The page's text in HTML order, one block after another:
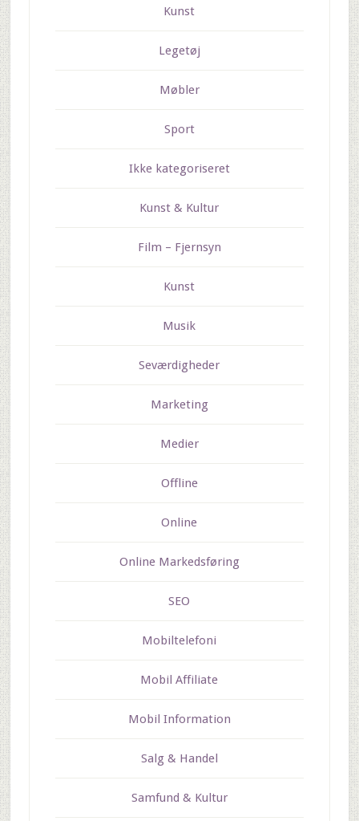
Kunst
Legetøj
Møbler
Sport
Ikke kategoriseret
Kunst & Kultur
Film – Fjernsyn
Kunst
Musik
Seværdigheder
Marketing
Medier
Offline
Online
Online Markedsføring
SEO
Mobiltelefoni
Mobil Affiliate
Mobil Information
Salg & Handel
Samfund & Kultur